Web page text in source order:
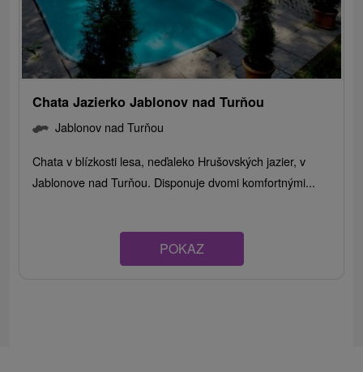
Chata Jazierko Jablonov nad Turňou
Jablonov nad Turňou
Chata v blízkosti lesa, neďaleko Hrušovských jazier, v
Jablonove nad Turňou. Disponuje dvomi komfortnými...
POKAZ